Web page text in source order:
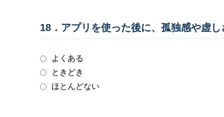
18．アプリを使った後に、孤独感や虚
よくある
ときどき
ほとんどない